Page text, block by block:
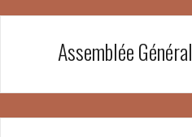
Assemblée